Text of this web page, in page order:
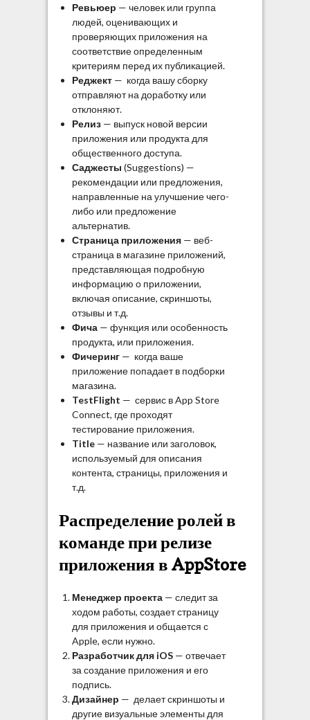
Ревьюер — человек или группа
людей, оценивающих и
проверяющих приложения на
соответствие определенным
критериям перед их публикацией.
Реджект — когда вашу сборку
отправляют на доработку или
отклоняют.
Релиз — выпуск новой версии
приложения или продукта для
общественного доступа.
Саджесты (Suggestions) —
рекомендации или предложения,
направленные на улучшение чего-
либо или предложение
альтернатив.
Страница приложения — веб-
страница в магазине приложений,
представляющая подробную
информацию о приложении,
включая описание, скриншоты,
отзывы и т.д.
Фича — функция или особенность
продукта, или приложения.
Фичеринг — когда ваше
приложение попадает в подборки
магазина.
TestFlight — сервис в App Store
Connect, где проходят
тестирование приложения.
Title — название или заголовок,
используемый для описания
контента, страницы, приложения и
т.д.
Распределение ролей в
команде при релизе
приложения в AppStore
Менеджер проекта — следит за
ходом работы, создает страницу
для приложения и общается с
Apple, если нужно.
Разработчик для iOS — отвечает
за создание приложения и его
подпись.
Дизайнер — делает скриншоты и
другие визуальные элементы для